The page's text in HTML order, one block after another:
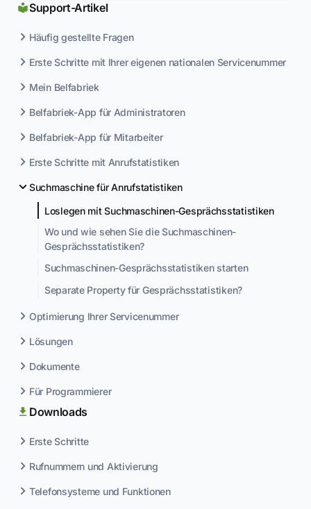
Support-Artikel
Häufig gestellte Fragen
Erste Schritte mit Ihrer eigenen nationalen Servicenummer
Mein Belfabriek
Belfabriek-App für Administratoren
Belfabriek-App für Mitarbeiter
Erste Schritte mit Anrufstatistiken
Suchmaschine für Anrufstatistiken
Loslegen mit Suchmaschinen-Gesprächsstatistiken
Wo und wie sehen Sie die Suchmaschinen-
Gesprächsstatistiken?
Suchmaschinen-Gesprächsstatistiken starten
Separate Property für Gesprächsstatistiken?
Optimierung Ihrer Servicenummer
Lösungen
Dokumente
Für Programmierer
Downloads
Erste Schritte
Rufnummern und Aktivierung
Telefonsysteme und Funktionen